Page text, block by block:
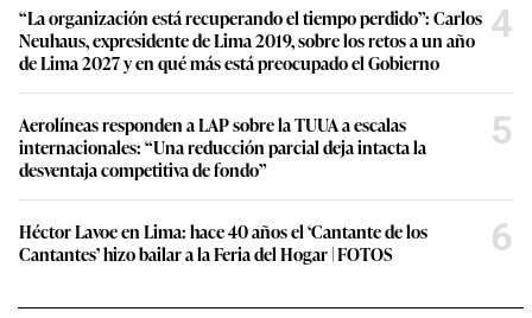
“La organización está recuperando el tiempo perdido”: Carlos
Neuhaus, expresidente de Lima 2019, sobre los retos a un año
de Lima 2027 y en qué más está preocupado el Gobierno
4
Aerolíneas responden a LAP sobre la TUUA a escalas
internacionales: “Una reducción parcial deja intacta la
desventaja competitiva de fondo”
5
Héctor Lavoe en Lima: hace 40 años el ‘Cantante de los
Cantantes’ hizo bailar a la Feria del Hogar | FOTOS
6